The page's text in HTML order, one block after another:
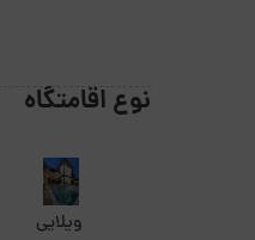
نوع اقامتگاه
ویلایی